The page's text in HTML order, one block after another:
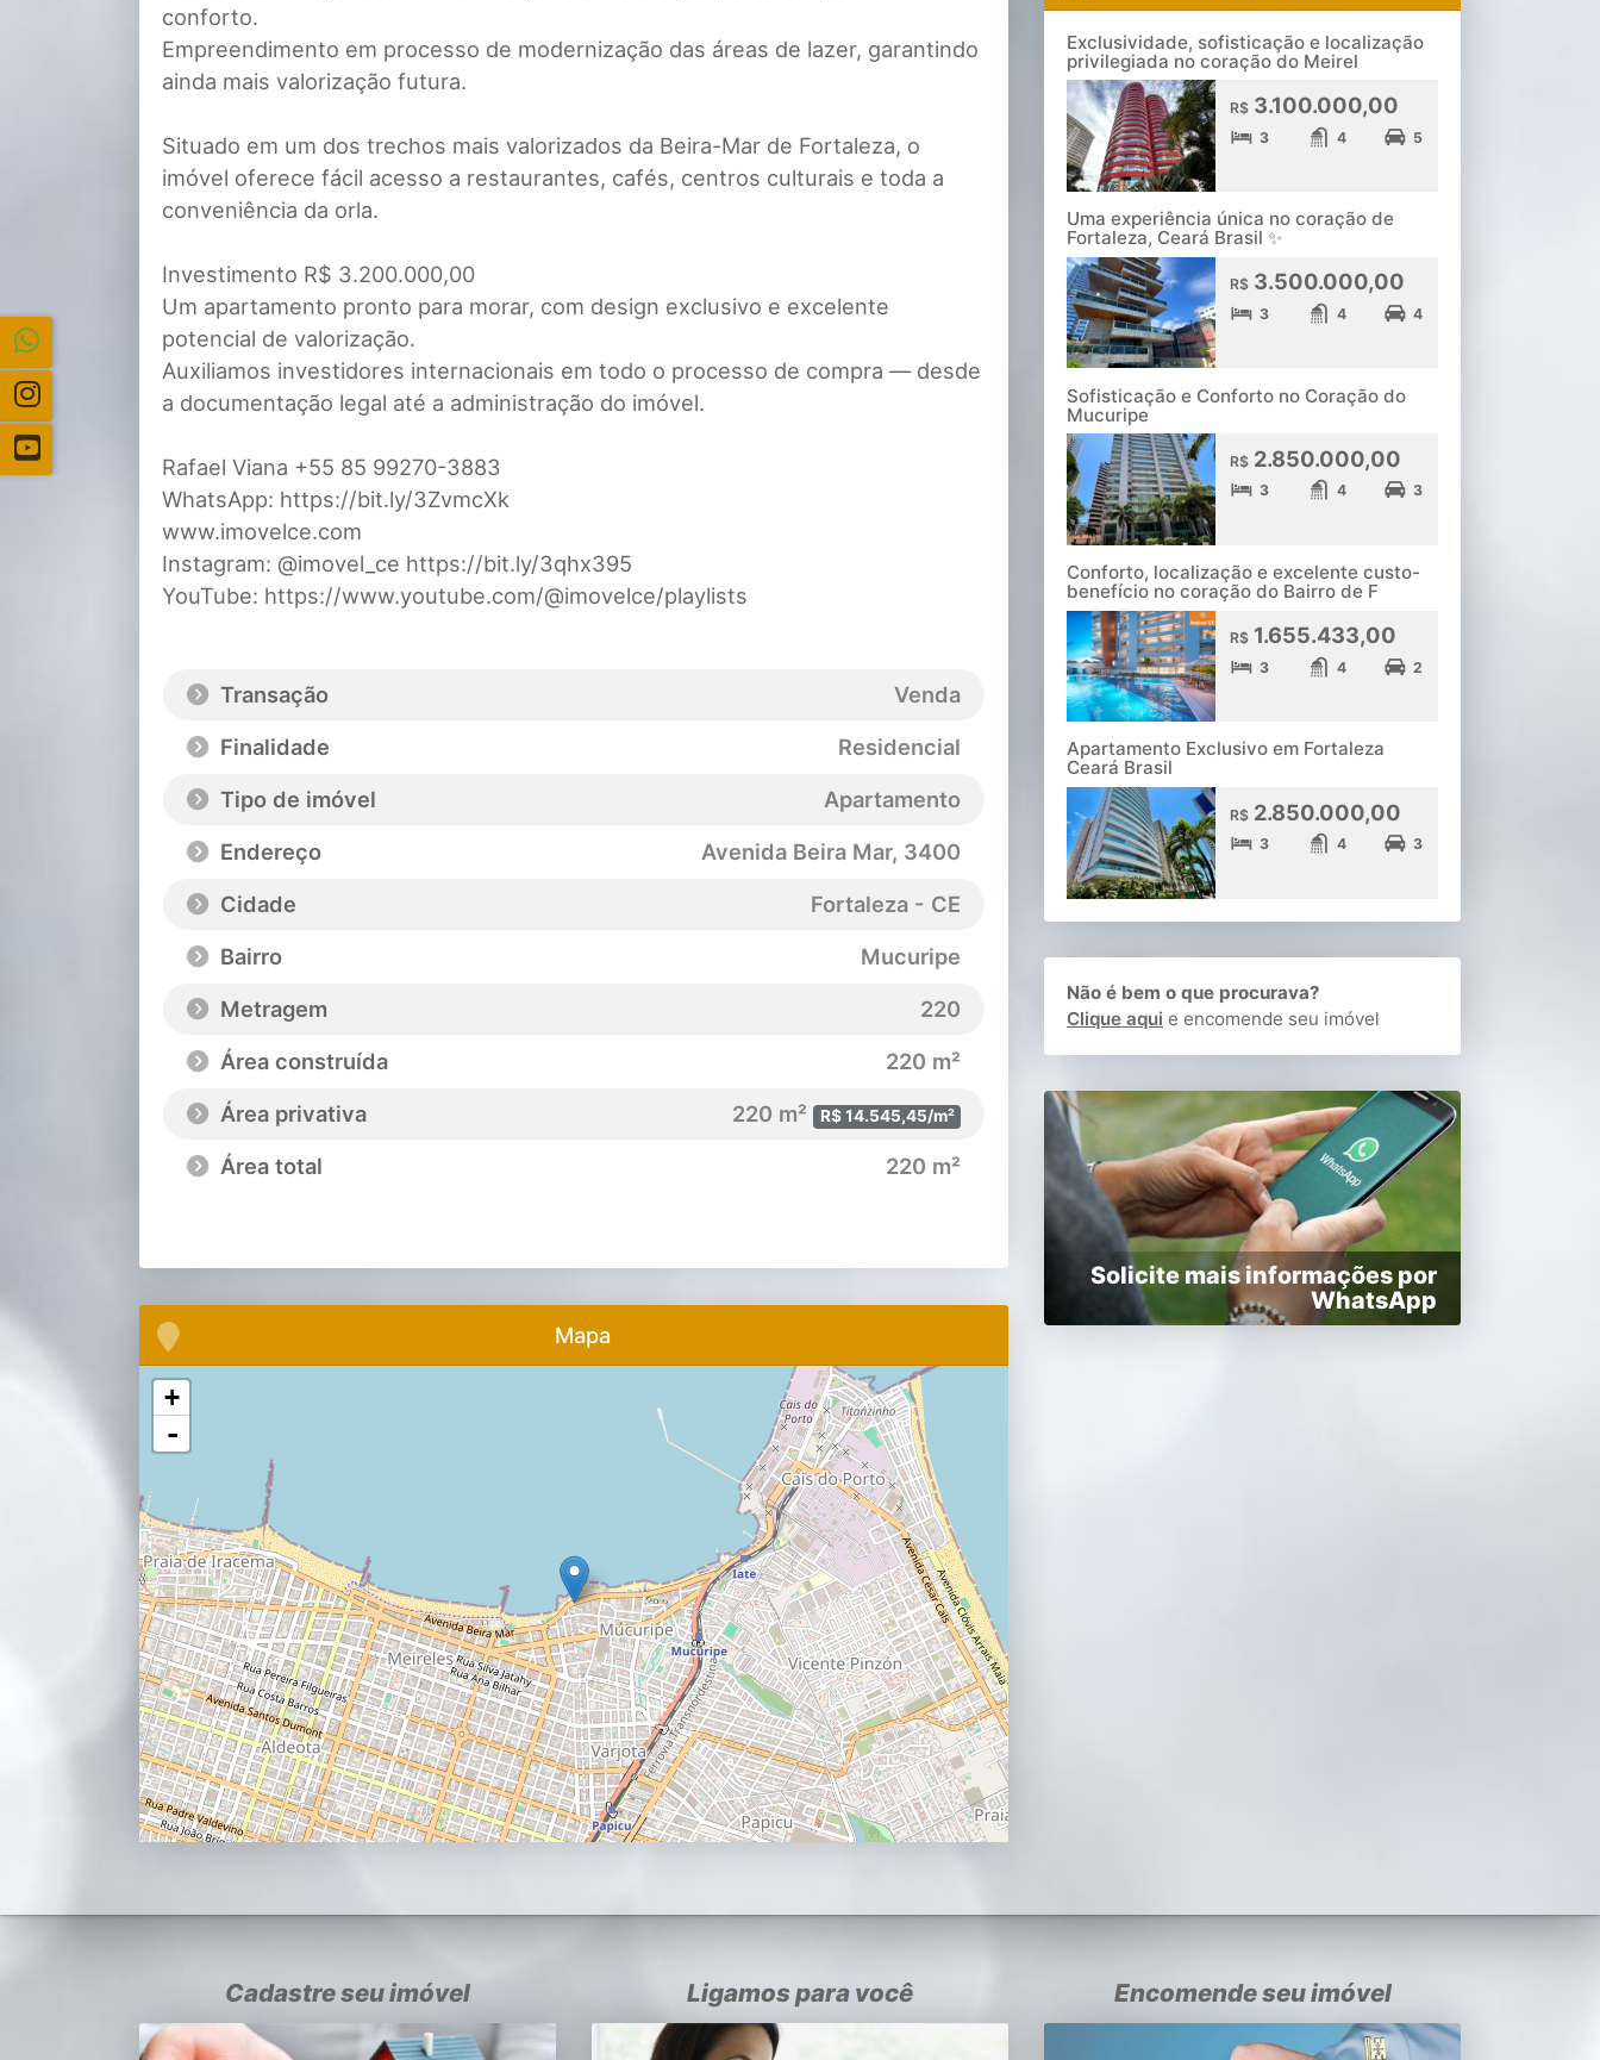
conforto.
Empreendimento em processo de modernização das áreas de lazer, garantindo
ainda mais valorização futura.
Situado em um dos trechos mais valorizados da Beira-Mar de Fortaleza, o
imóvel oferece fácil acesso a restaurantes, cafés, centros culturais e toda a
conveniência da orla.
Investimento R$ 3.200.000,00
Um apartamento pronto para morar, com design exclusivo e excelente
potencial de valorização.
Auxiliamos investidores internacionais em todo o processo de compra — desde
a documentação legal até a administração do imóvel.
Rafael Viana +55 85 99270-3883
WhatsApp: https://bit.ly/3ZvmcXk
www.imovelce.com
Instagram: @imovel_ce https://bit.ly/3qhx395
YouTube: https://www.youtube.com/@imovelce/playlists
Transação
Venda
Finalidade
Residencial
Tipo de imóvel
Apartamento
Endereço
Avenida Beira Mar, 3400
Cidade
Fortaleza - CE
Bairro
Mucuripe
Metragem
220
Área construída
220 m²
Área privativa
220 m² R$ 14.545,45/m²
Área total 220 m²
Mapa
+
-
Exclusividade, sofisticação e localização
privilegiada no coração do Meirel
R$3.100.000,00
3 4 5
Uma experiência única no coração de
Fortaleza, Ceará Brasil ✨
R$3.500.000,00
3 4 4
Sofisticação e Conforto no Coração do
Mucuripe
R$2.850.000,00
3 4 3
Conforto, localização e excelente custo-
benefício no coração do Bairro de F
R$1.655.433,00
3 4 2
Apartamento Exclusivo em Fortaleza
Ceará Brasil
R$2.850.000,00
3 4 3
Não é bem o que procurava?
Clique aqui e encomende seu imóvel
Solicite mais informações por
WhatsApp
Cadastre seu imóvel Ligamos para você Encomende seu imóvel